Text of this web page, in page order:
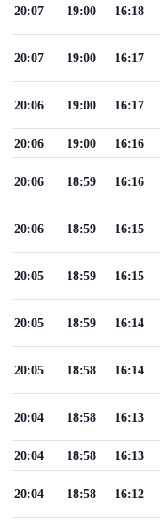
16:18
19:00
20:07
16:17
19:00
20:07
16:17
19:00
20:06
16:16
19:00
20:06
16:16
18:59
20:06
16:15
18:59
20:06
16:15
18:59
20:05
16:14
18:59
20:05
16:14
18:58
20:05
16:13
18:58
20:04
16:13
18:58
20:04
16:12
18:58
20:04